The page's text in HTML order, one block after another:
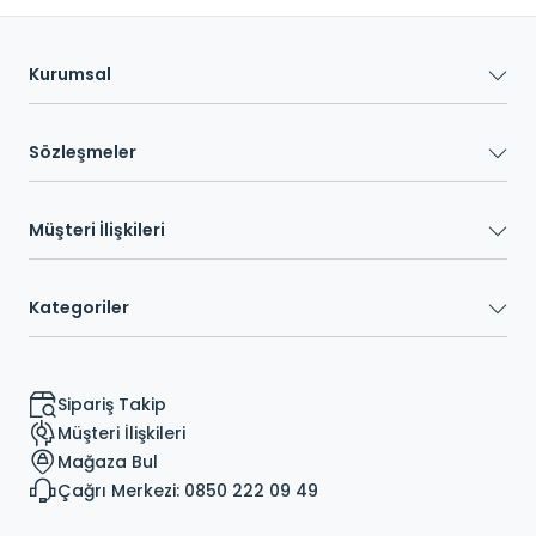
Kurumsal
Sözleşmeler
Müşteri İlişkileri
Kategoriler
Sipariş Takip
Müşteri İlişkileri
Mağaza Bul
Çağrı Merkezi: 0850 222 09 49